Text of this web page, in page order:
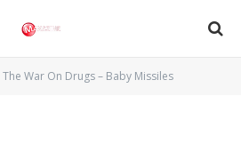
The War On Drugs – Baby Missiles
– Baby